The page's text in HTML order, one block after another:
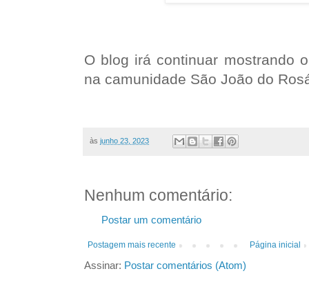
O blog irá continuar mostrando
na camunidade São João do
às junho 23, 2023
Nenhum comentário:
Postar um comentário
Postagem mais recente Página inicial
Assinar: Postar comentários (Atom)